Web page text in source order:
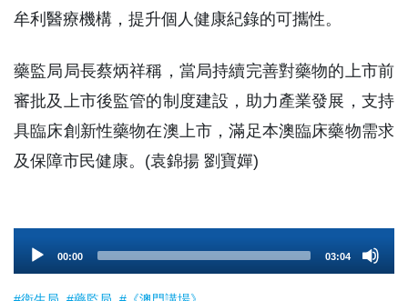
牟利醫療機構，提升個人健康紀錄的可攜性。
藥監局局長蔡炳祥稱，當局持續完善對藥物的上市前
審批及上市後監管的制度建設，助力產業發展，支持
具臨床創新性藥物在澳上市，滿足本澳臨床藥物需求
及保障市民健康。(袁錦揚 劉寶嬋)
Player
00:00 03:04